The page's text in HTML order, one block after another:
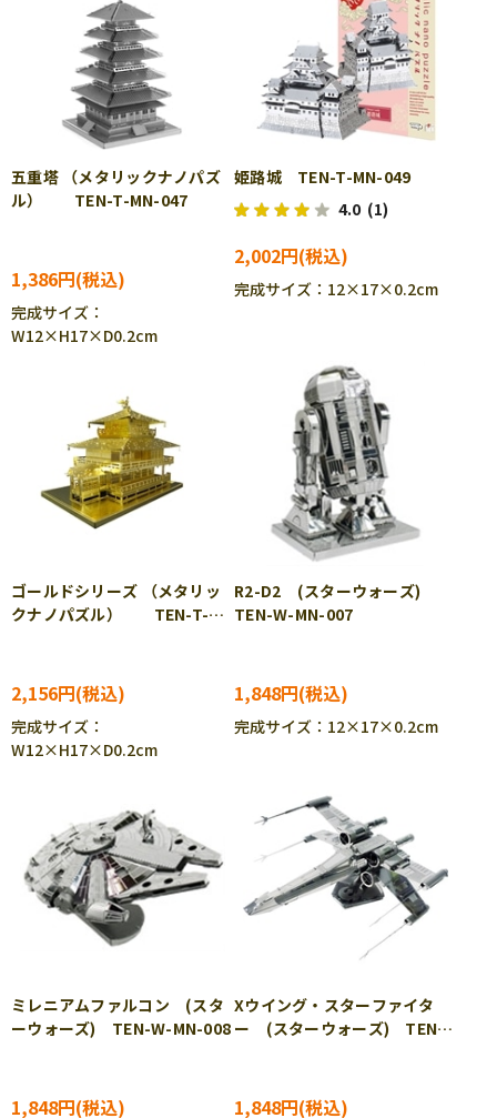
五重塔 （メタリックナノパズ
ル） TEN-T-MN-047
1,386円
完成サイズ：
W12×H17×D0.2cm
姫路城 TEN-T-MN-049
4.0 (1)
2,002円
完成サイズ：12×17×0.2cm
ゴールドシリーズ （メタリッ
クナノパズル） TEN-T-
2,156円
完成サイズ：
W12×H17×D0.2cm
R2-D2 (スターウォーズ)
TEN-W-MN-007
1,848円
完成サイズ：12×17×0.2cm
ミレニアムファルコン (スタ
ーウォーズ) TEN-W-MN-008
1,848円
Xウイング・スターファイタ
ー (スターウォーズ) TEN-
1,848円